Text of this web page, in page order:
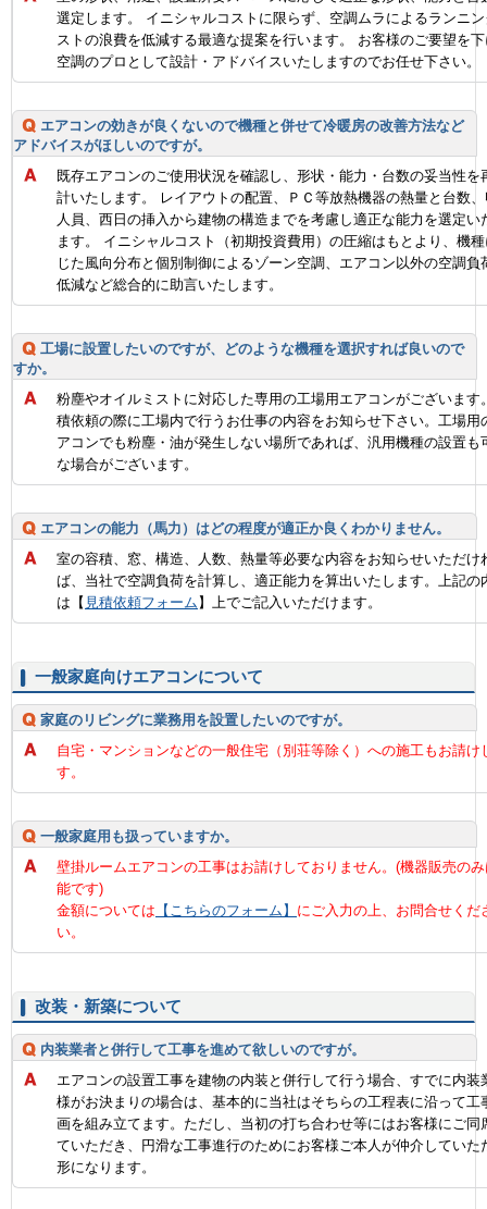
選定します。 イニシャルコストに限らず、空調ムラによるランニ
ストの浪費を低減する最適な提案を行います。 お客様のご要望を
空調のプロとして設計・アドバイスいたしますのでお任せ下さい。
エアコンの効きが良くないので機種と併せて冷暖房の改善方法など
アドバイスがほしいのですが。
既存エアコンのご使用状況を確認し、形状・能力・台数の妥当性を
計いたします。 レイアウトの配置、ＰＣ等放熱機器の熱量と台数
人員、西日の挿入から建物の構造までを考慮し適正な能力を選定い
ます。 イニシャルコスト（初期投資費用）の圧縮はもとより、機
じた風向分布と個別制御によるゾーン空調、エアコン以外の空調負
低減など総合的に助言いたします。
工場に設置したいのですが、どのような機種を選択すれば良いので
すか。
粉塵やオイルミストに対応した専用の工場用エアコンがございます
積依頼の際に工場内で行うお仕事の内容をお知らせ下さい。工場用
アコンでも粉塵・油が発生しない場所であれば、汎用機種の設置も
な場合がございます。
エアコンの能力（馬力）はどの程度が適正か良くわかりません。
室の容積、窓、構造、人数、熱量等必要な内容をお知らせいただけ
ば、当社で空調負荷を計算し、適正能力を算出いたします。上記の
は【 見積依頼フォーム 】上でご記入いただけます。
一般家庭向けエアコンについて
家庭のリビングに業務用を設置したいのですが。
自宅・マンションなどの一般住宅（別荘等除く）への施工もお請け
す。
一般家庭用も扱っていますか。
壁掛ルームエアコンの工事はお請けしておりません。(機器販売の
能です)
金額については 【こちらのフォーム】 にご入力の上、お問合せくだ
い。
改装・新築について
内装業者と併行して工事を進めて欲しいのですが。
エアコンの設置工事を建物の内装と併行して行う場合、すでに内装
様がお決まりの場合は、基本的に当社はそちらの工程表に沿って工
画を組み立てます。ただし、当初の打ち合わせ等にはお客様にご同
ていただき、円滑な工事進行のためにお客様ご本人が仲介していた
形になります。